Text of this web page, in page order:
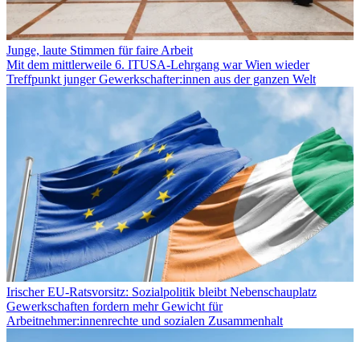
Junge, laute Stimmen für faire Arbeit
Mit dem mittlerweile 6. ITUSA-Lehrgang war Wien wieder
Treffpunkt junger Gewerkschafter:innen aus der ganzen Welt
Irischer EU-Ratsvorsitz: Sozialpolitik bleibt Nebenschauplatz
Gewerkschaften fordern mehr Gewicht für
Arbeitnehmer:innenrechte und sozialen Zusammenhalt